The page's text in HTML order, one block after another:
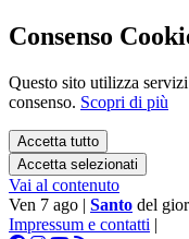
Consenso
Questo sito utilizza
consenso. Scopri di più
Accetta tutto
Accetta selezionati
Vai al contenuto
Ven 7 ago | Santo del
Impressum e contatti |